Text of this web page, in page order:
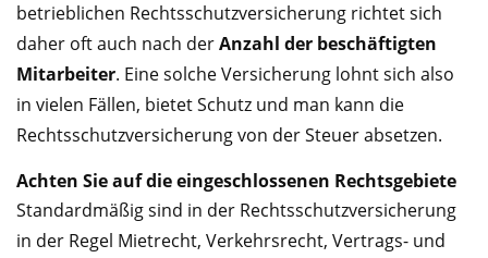
betrieblichen Rechtsschutzversicherung richtet sich
daher oft auch nach derAnzahl der beschäftigten
Mitarbeiter. Eine solche Versicherung lohnt sich also
in vielen Fällen, bietet Schutz und man kann die
Rechtsschutzversicherung von der Steuer absetzen.
Achten Sie auf die eingeschlossenen Rechtsgebiete
Standardmäßig sind in der Rechtsschutzversicherung
in der Regel Mietrecht, Verkehrsrecht, Vertrags- und